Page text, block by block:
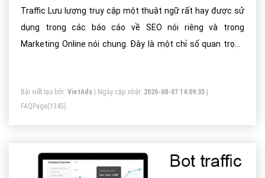
Traffic Lưu lượng truy cập một thuật ngữ rất hay được sử
dụng trong các báo cáo về SEO nói riêng và trong
Marketing Online nói chung. Đây là một chỉ số quan trọng
trong các chỉ số quan trọng hàng đầu trong SEO và cũng là
mục tiêu hướng tới của rất nhiều website hiện nay.
Bài viết tạo bởi: VietAds | Ngày cập nhật: 2026-08-07 14:09:35
FAQPage(1345)